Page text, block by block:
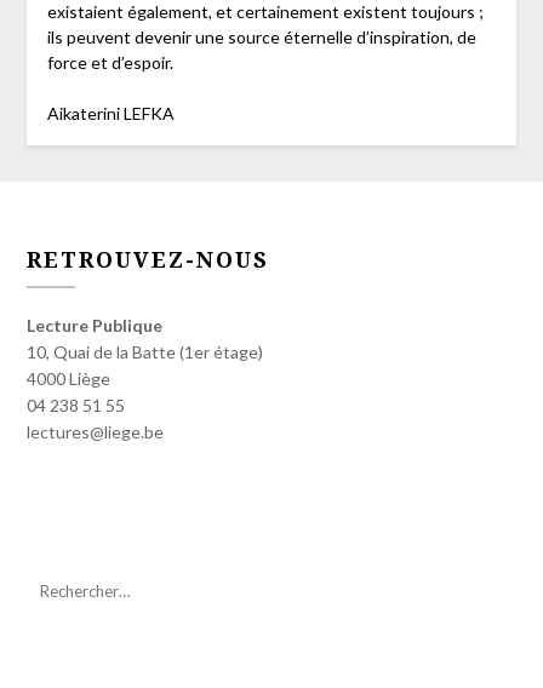
existaient également, et certainement existent toujours ;
ils peuvent devenir une source éternelle d’inspiration, de
force et d’espoir.
Aikaterini LEFKA
RETROUVEZ-NOUS
Lecture Publique
10, Quai de la Batte (1er étage)
4000 Liège
04 238 51 55
lectures@liege.be